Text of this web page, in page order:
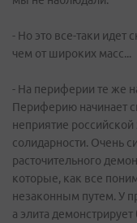
- Но это все-таки идет
чем от широких масс...
- На периферии те же
Периферию начинает
неприятие
солидарности. Очень
расточительного
которые, как все
незаконным путем. У
а элита